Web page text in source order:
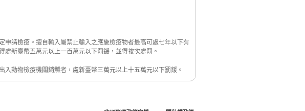
請檢疫。擅自輸入屬禁止輸入之應施檢疫物者最高可處七年以下有
新臺幣五萬元以上一百萬元以下罰鍰，並得按次處罰。
動物檢疫機關銷燬者，處新臺幣三萬元以上十五萬元以下罰鍰。